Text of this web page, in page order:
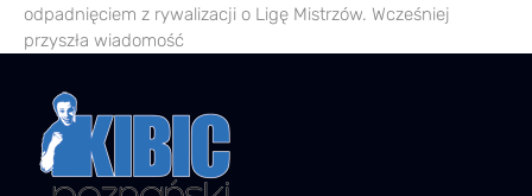
odpadnięciem z rywalizacji o Ligę Mistrzów. Wcześniej
przyszła wiadomość